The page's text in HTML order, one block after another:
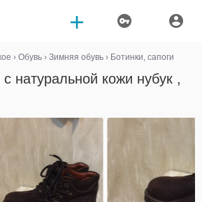
› Обувь › Зимняя обувь › Ботинки, сапоги
натуральной кожи нубук ,